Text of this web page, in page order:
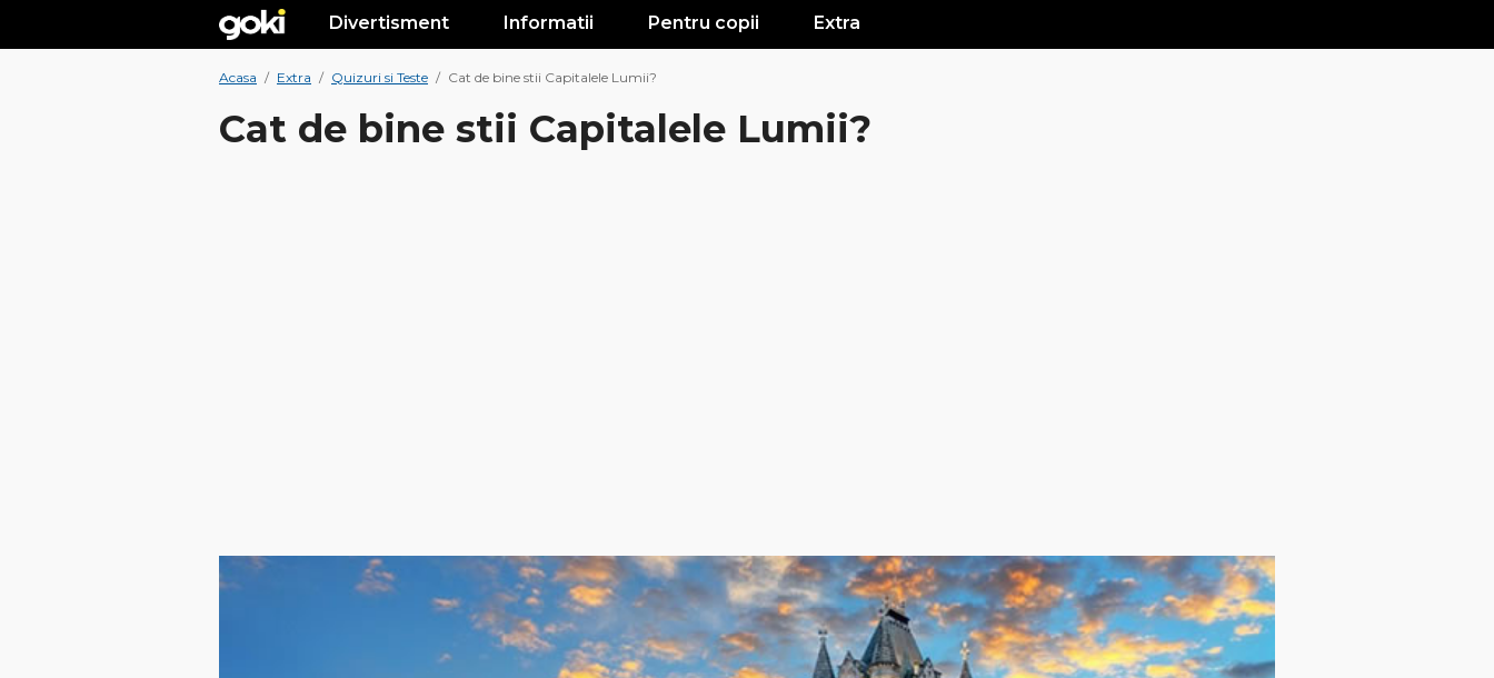
Divertisment Informatii Pentru copii Extra
Acasa / Extra / Quizuri si Teste / Cat de bine stii Capitalele Lumii?
Cat de bine stii Capitalele Lumii?